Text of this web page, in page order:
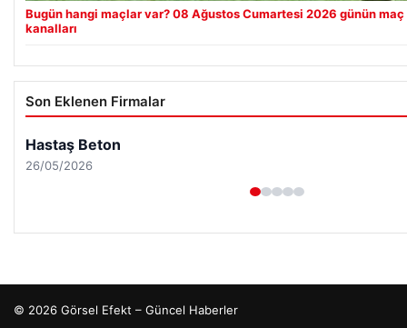
Bugün hangi maçlar var? 08 Ağustos Cumartesi 2026 günün
kanalları
Son Eklenen Firmalar